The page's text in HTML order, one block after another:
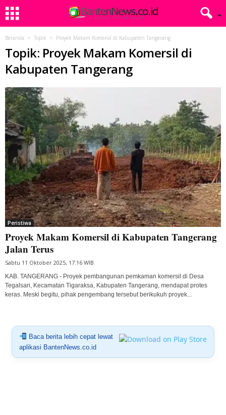
Beranda Topik Proyek Makam Komersil di Kabupaten Tangerang
Topik: Proyek Makam Komersil di
Kabupaten Tangerang
Peristiwa
Proyek Makam Komersil di Kabupaten Tangerang
Jalan Terus
Sabtu 11 Oktober 2025, 17:16 WIB
KAB. TANGERANG - Proyek pembangunan pemkaman komersil di Desa
Tegalsari, Kecamatan Tigaraksa, Kabupaten Tangerang, mendapat protes
keras. Meski begitu, pihak pengembang tersebut berikukuh proyek...
Baca berita lebih cepat lewat
aplikasi BantenNews.co.id